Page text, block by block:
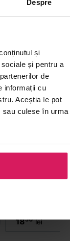
Despre
și
și pentru a
de
informații cu
Aceștia le pot
sau culese în urma
ramen, udon
1850 lei